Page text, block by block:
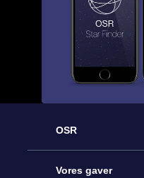
OSR
Kundeservice
Vores gaver